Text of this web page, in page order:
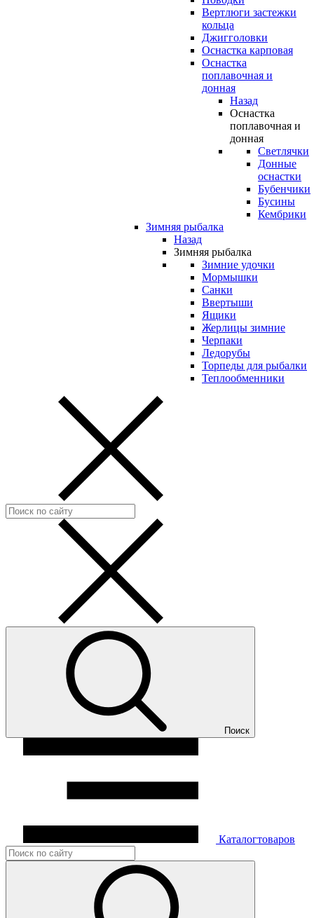
Вертлюги застежки
кольца
Джигголовки
Оснастка карповая
Оснастка
поплавочная и
донная
Назад
Оснастка
поплавочная и
донная
Светлячки
Донные
оснастки
Бубенчики
Бусины
Кембрики
Зимняя рыбалка
Назад
Зимняя рыбалка
Зимние удочки
Мормышки
Санки
Ввертыши
Ящики
Жерлицы зимние
Черпаки
Ледорубы
Торпеды для рыбалки
Теплообменники
Поиск
Каталогтоваров